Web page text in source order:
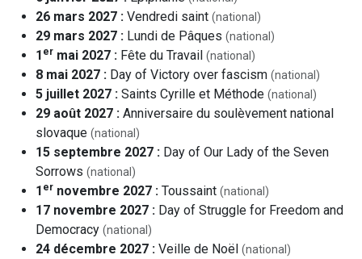
26 mars 2027 : Vendredi saint (national)
29 mars 2027 : Lundi de Pâques (national)
1 er mai 2027 : Fête du Travail (national)
8 mai 2027 : Day of Victory over fascism (national)
5 juillet 2027 : Saints Cyrille et Méthode (national)
29 août 2027 : Anniversaire du soulèvement national
slovaque (national)
15 septembre 2027 : Day of Our Lady of the Seven
Sorrows (national)
1 er novembre 2027 : Toussaint (national)
17 novembre 2027 : Day of Struggle for Freedom and
Democracy (national)
24 décembre 2027 : Veille de Noël (national)